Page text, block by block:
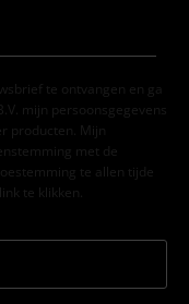
te ontvangen en ga
mijn persoonsgegevens
producten. Mijn
met de
te allen tijde
te klikken.